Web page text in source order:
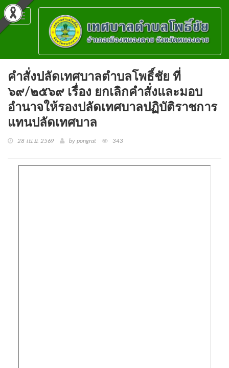
Toggle
navigation
คำสั่งปลัดเทศบาลตำบลโพธิ์ชัย ที่
๖๙/๒๕๖๙ เรื่อง ยกเลิกคำสั่งและมอบ
อำนาจให้รองปลัดเทศบาลปฏิบัติราชการ
แทนปลัดเทศบาล
28 เม.ย. 2569 by pongrat 343